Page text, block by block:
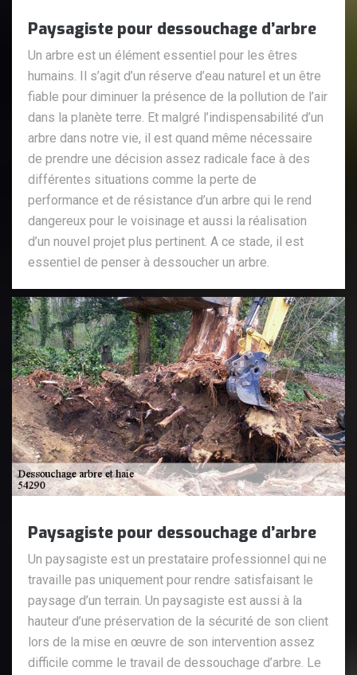
Paysagiste pour dessouchage d’arbre
Un arbre est un élément essentiel pour les êtres
humains. Il s’agit d’un réserve d’eau naturel et un être
fiable pour diminuer la présence de la pollution de l’air
dans la planète terre. Et malgré l’indispensabilité d’un
arbre dans notre vie, il est quand même nécessaire
de prendre une décision assez radicale face à des
différentes situations comme la perte de
performance et de résistance d’un arbre qui le rend
dangereux pour le voisinage et aussi la réalisation
d’un nouvel projet plus pertinent. A ce stade, il est
essentiel de penser à dessoucher un arbre.
Paysagiste pour dessouchage d’arbre
Un paysagiste est un prestataire professionnel qui ne
travaille pas uniquement pour rendre satisfaisant le
paysage d’un terrain. Un paysagiste est aussi à la
hauteur d’une préservation de la sécurité de son client
lors de la mise en œuvre de son intervention assez
difficile comme le travail de dessouchage d’arbre. Le